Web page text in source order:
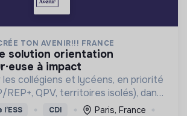
TON AVENIR!!! FRANCE
à impact
collégiens et lycéens, en priorité
REP+, QPV, territoires isolés), dans
de leurs projets d’orientation.
CDI
Paris, France